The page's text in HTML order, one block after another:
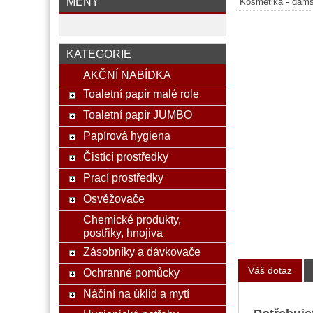
Váš dotaz
KATEGORIE
AKČNÍ NABÍDKA
Toaletní papír malé role
Toaletní papír JUMBO
Papírová hygiena
Čistící prostředky
Prací prostředky
Osvěžovače
Chemické produkty,
postřiky, hnojiva
Zásobníky a dávkovače
Ochranné pomůcky
Náčiní na úklid a mytí